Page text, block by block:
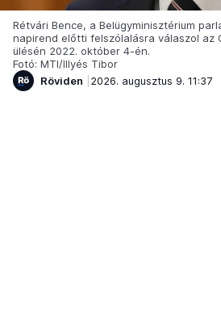
Rétvári Bence, a Belügyminisztérium
napirend előtti felszólalásra válaszol az
ülésén 2022. október 4-én.
Fotó: MTI/Illyés Tibor
Röviden
2026. augusztus 9. 11:37